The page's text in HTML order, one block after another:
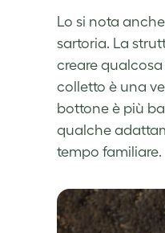
Lo si nota
sartoria. La
creare qualcosa
colletto è una
bottone è più
qualche
tempo familiare.